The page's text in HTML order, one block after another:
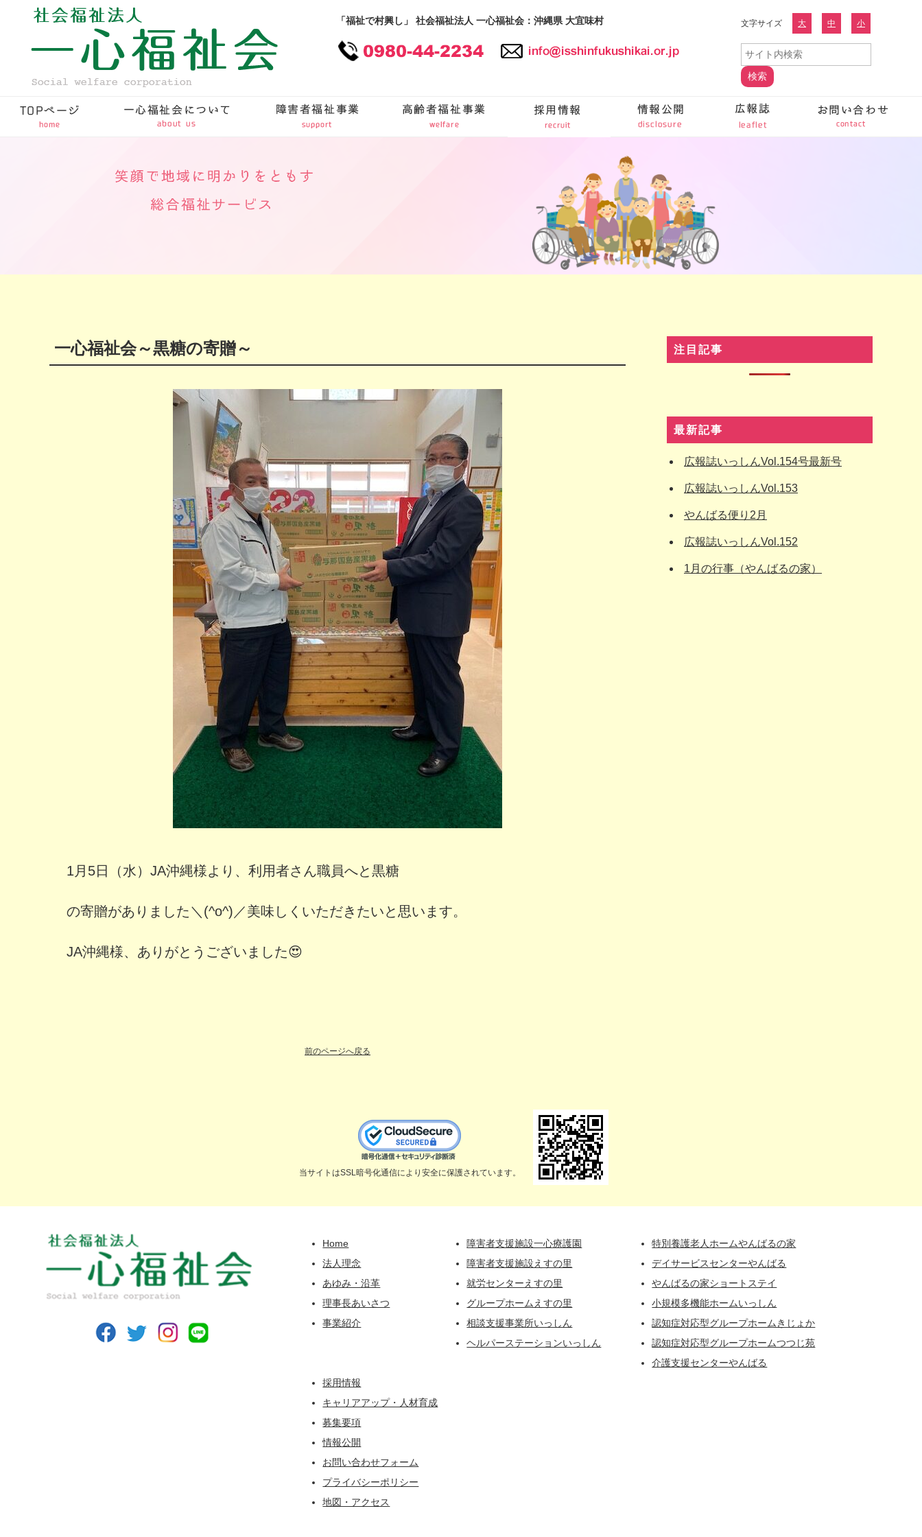
「福祉で村興し」 社会福祉法人 一心福祉会：沖縄県 大宜味村 文字サイズ 大 中 小
一心福祉会～黒糖の寄贈～
1月5日（水）JA沖縄様より、利用者さん職員へと黒糖
の寄贈がありました＼(^o^)／美味しくいただきたいと思います。
JA沖縄様、ありがとうございました😍
前のページへ戻る
注目記事
最新記事
広報誌いっしんVol.154号最新号
広報誌いっしんVol.153
やんばる便り2月
広報誌いっしんVol.152
1月の行事（やんばるの家）
当サイトはSSL暗号化通信により安全に保護されています。
Home
法人理念
あゆみ・沿革
理事長あいさつ
事業紹介
障害者支援施設一心療護園
障害者支援施設えすの里
就労センターえすの里
グループホームえすの里
相談支援事業所いっしん
ヘルパーステーションいっしん
特別養護老人ホームやんばるの家
デイサービスセンターやんばる
やんばるの家ショートステイ
小規模多機能ホームいっしん
認知症対応型グループホームきじょか
認知症対応型グループホームつつじ苑
介護支援センターやんばる
採用情報
キャリアアップ・人材育成
募集要項
情報公開
お問い合わせフォーム
プライバシーポリシー
地図・アクセス